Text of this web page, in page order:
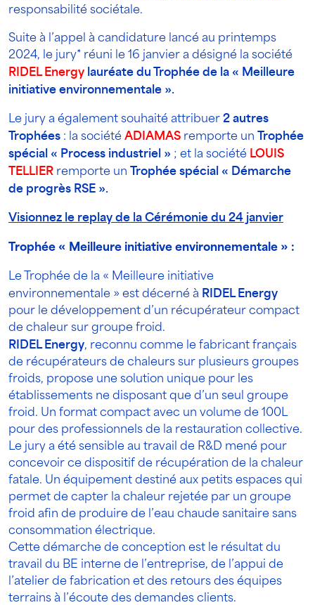
responsabilité sociétale.
Suite à l’appel à candidature lancé au printemps
2024, le jury* réuni le 16 janvier a désigné la société
RIDEL Energy lauréate du Trophée de la « Meilleure
initiative environnementale ».
Le jury a également souhaité attribuer 2 autres
Trophées : la société ADIAMAS remporte un
rophée
spécial « Process industriel » ; et la société LOUIS
TELLIER remporte un
Trophée spécial « Démarche
de progrès RSE ».
Visionnez le replay de la Cérémonie du 24 janvier
Trophée « Meilleure initiative environnementale » :
Le Trophée de la « Meilleure initiative
environnementale » est décerné à RIDEL Energy
pour le développement d’un récupérateur compact
de chaleur sur groupe froid.
RIDEL Energy, reconnu comme le fabricant français
de récupérateurs de chaleurs sur plusieurs groupes
froids, propose une solution unique pour les
établissements ne disposant que d’un seul groupe
froid. Un format compact avec un volume de 100L
pour des professionnels de la restauration collective.
Le jury a été sensible au travail de R&D mené pour
concevoir ce dispositif de récupération de la chaleur
fatale. Un équipement destiné aux petits espaces qui
permet de capter la chaleur rejetée par un groupe
froid afin de produire de l’eau chaude sanitaire sans
consommation électrique.
Cette démarche de conception est le résultat du
travail du BE interne de l’entreprise, de l’appui de
l’atelier de fabrication et des retours des équipes
terrains à l’écoute des demandes clients.